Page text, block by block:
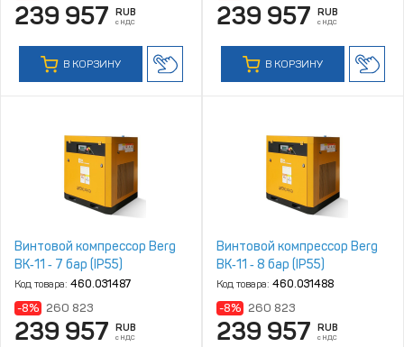
239 957 RUB
с НДС
В КОРЗИНУ
239 957 RUB
с НДС
В КОРЗИНУ
Винтовой компрессор Berg
ВК‑11 ‑ 7 бар (IP55)
Код товара: 460.031487
-8% 260 823
239 957 RUB
с НДС
Винтовой компрессор Berg
ВК‑11 ‑ 8 бар (IP55)
Код товара: 460.031488
-8% 260 823
239 957 RUB
с НДС